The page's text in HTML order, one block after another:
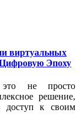
виртуальных
Цифровую Эпоху
не просто
решение,
доступ к своим